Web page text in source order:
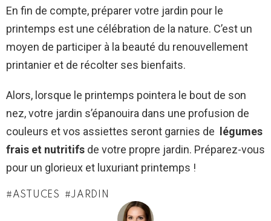
En fin de compte, préparer votre jardin pour le
printemps est une célébration de la nature. C’est un
moyen de participer à la beauté du renouvellement
printanier et de récolter ses bienfaits.
Alors, lorsque le printemps pointera le bout de son
nez, votre jardin s’épanouira dans une profusion de
couleurs et vos assiettes seront garnies de
légumes
frais et nutritifs de votre propre jardin. Préparez-vous
pour un glorieux et luxuriant printemps !
ASTUCES JARDIN